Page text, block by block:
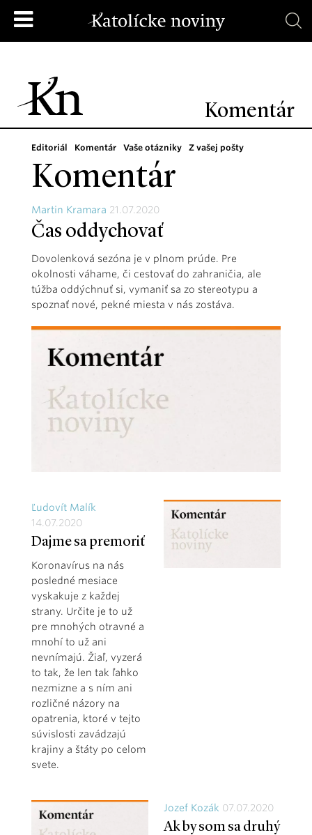
Komentár
Editoriál Komentár Vaše otázniky Z vašej pošty
Komentár
Martin Kramara 21.07.2020
Čas oddychovať
Dovolenková sezóna je v plnom prúde. Pre
okolnosti váhame, či cestovať do zahraničia, ale
túžba oddýchnuť si, vymaniť sa zo stereotypu a
spoznať nové, pekné miesta v nás zostáva.
Ľudovít Malík
14.07.2020
Dajme sa premoriť
Koronavírus na nás
posledné mesiace
vyskakuje z každej
strany. Určite je to už
pre mnohých otravné a
mnohí to už ani
nevnímajú. Žiaľ, vyzerá
to tak, že len tak ľahko
nezmizne a s ním ani
rozličné názory na
opatrenia, ktoré v tejto
súvislosti zavádzajú
krajiny a štáty po celom
svete.
Jozef Kozák 07.07.2020
Ak by som sa druhý